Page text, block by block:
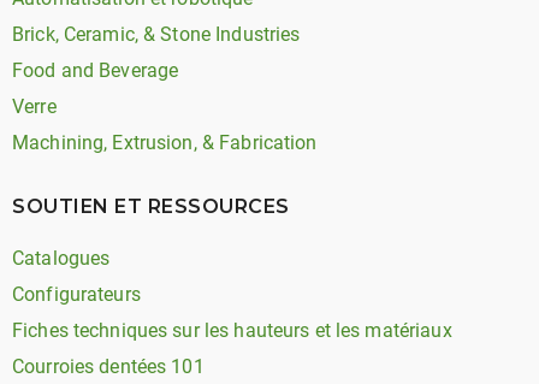
Brick, Ceramic, & Stone Industries
Food and Beverage
Verre
Machining, Extrusion, & Fabrication
SOUTIEN ET RESSOURCES
Catalogues
Configurateurs
Fiches techniques sur les hauteurs et les matériaux
Courroies dentées 101